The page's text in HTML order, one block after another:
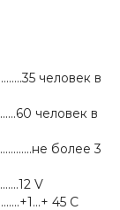
человек в
человек в
более 3
V
45 C